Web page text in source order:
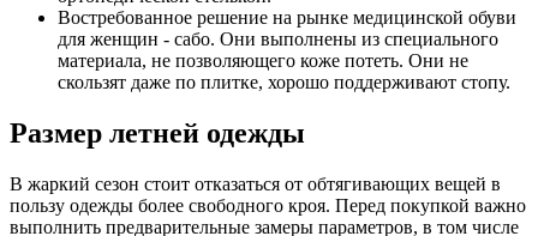
Востребованное решение на рынке медицинской обуви
для женщин - сабо. Они выполнены из специального
материала, не позволяющего коже потеть. Они не
скользят даже по плитке, хорошо поддерживают стопу.
Размер летней одежды
В жаркий сезон стоит отказаться от обтягивающих вещей в
пользу одежды более свободного кроя. Перед покупкой важно
выполнить предварительные замеры параметров, в том числе